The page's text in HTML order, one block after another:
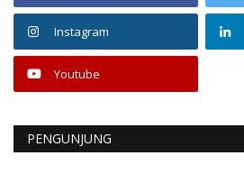
Instagram
Youtube
PENGUNJUNG